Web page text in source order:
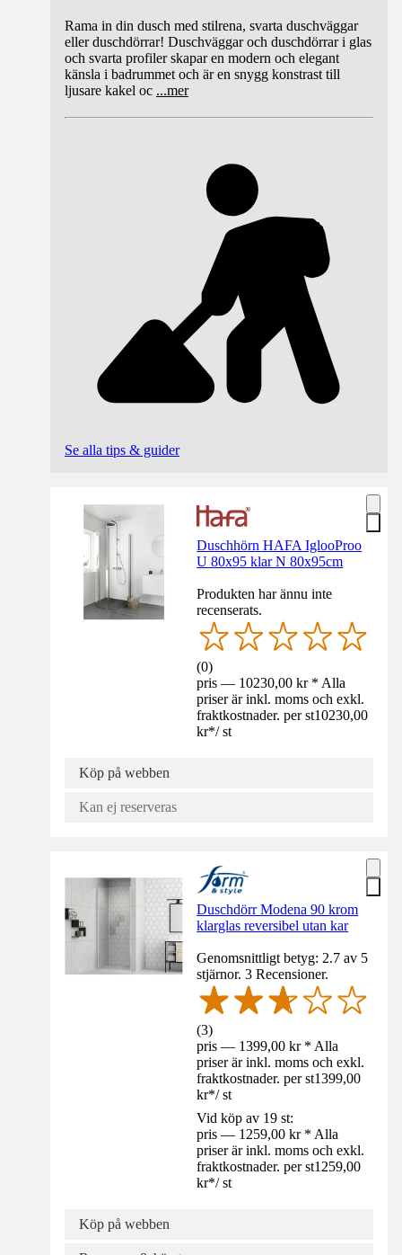
Rama in din dusch med stilrena, svarta duschväggar
eller duschdörrar! Duschväggar och duschdörrar i glas
och svarta profiler skapar en modern och elegant
känsla i badrummet och är en snygg konstrast till
ljusare kakel oc ...mer
Se alla tips & guider
Duschhörn HAFA IglooProo
U 80x95 klar N 80x95cm
Produkten har ännu inte
recenserats.
(0)
pris — 10230,00 kr * Alla
priser är inkl. moms och exkl.
fraktkostnader. per st10230,00
kr*/ st
Köp på webben
Kan ej reserveras
Duschdörr Modena 90 krom
klarglas reversibel utan kar
Genomsnittligt betyg: 2.7 av 5
stjärnor. 3 Recensioner.
(3)
pris — 1399,00 kr * Alla
priser är inkl. moms och exkl.
fraktkostnader. per st1399,00
kr*/ st
Vid köp av 19 st:
pris — 1259,00 kr * Alla
priser är inkl. moms och exkl.
fraktkostnader. per st1259,00
kr*/ st
Köp på webben